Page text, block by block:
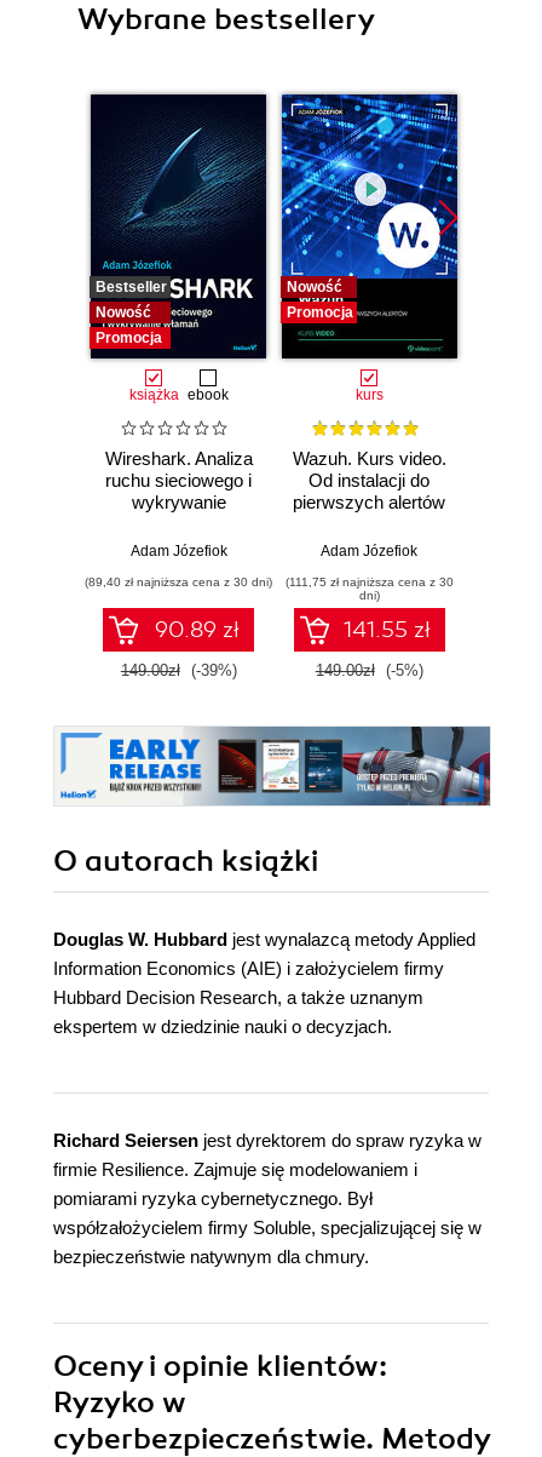
Wybrane bestsellery
Bestseller
Nowość
Promocja
książka ebook
Wireshark. Analiza
ruchu sieciowego i
wykrywanie
Adam Józefiok
(89,40 zł najniższa cena z 30 dni)
90.89 zł
149.00zł (-39%)
Nowość
Promocja
kurs
Wazuh. Kurs video.
Od instalacji do
pierwszych alertów
Adam Józefiok
(111,75 zł najniższa cena z 30
dni)
141.55 zł
149.00zł (-5%)
O autorach książki
Douglas W. Hubbard jest wynalazcą metody Applied
Information Economics (AIE) i założycielem firmy
Hubbard Decision Research, a także uznanym
ekspertem w dziedzinie nauki o decyzjach.
Richard Seiersen jest dyrektorem do spraw ryzyka w
firmie Resilience. Zajmuje się modelowaniem i
pomiarami ryzyka cybernetycznego. Był
współzałożycielem firmy Soluble, specjalizującej się w
bezpieczeństwie natywnym dla chmury.
Oceny i opinie klientów:
Ryzyko w
cyberbezpieczeństwie. Metody